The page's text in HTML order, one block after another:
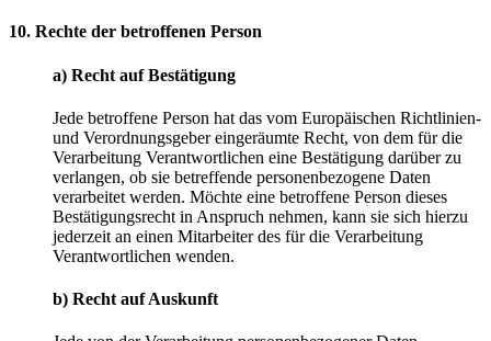
10. Rechte der betroffenen Person
a) Recht auf Bestätigung
Jede betroffene Person hat das vom Europäischen Richtlinien-
und Verordnungsgeber eingeräumte Recht, von dem für die
Verarbeitung Verantwortlichen eine Bestätigung darüber zu
verlangen, ob sie betreffende personenbezogene Daten
verarbeitet werden. Möchte eine betroffene Person dieses
Bestätigungsrecht in Anspruch nehmen, kann sie sich hierzu
jederzeit an einen Mitarbeiter des für die Verarbeitung
Verantwortlichen wenden.
b) Recht auf Auskunft